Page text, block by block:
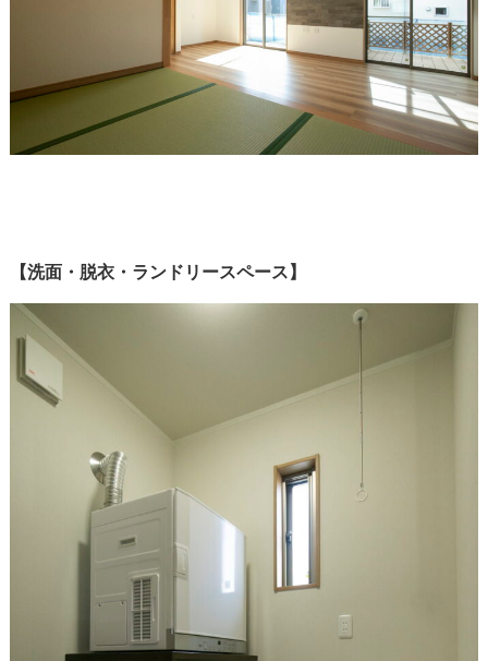
【洗面・脱衣・ランドリースペース】